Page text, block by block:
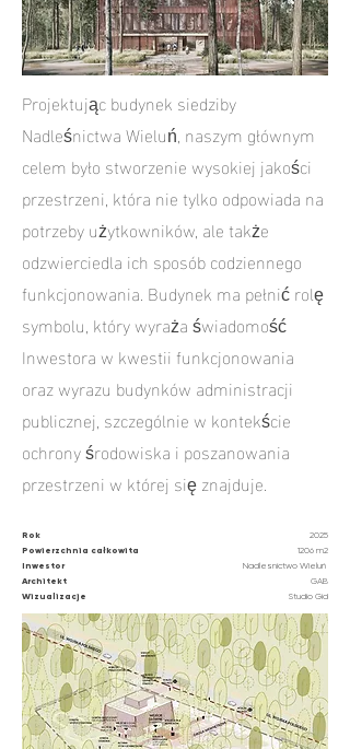
Projektując budynek siedziby
Nadleśnictwa Wieluń, naszym głównym
celem było stworzenie wysokiej jakości
przestrzeni, która nie tylko odpowiada na
potrzeby użytkowników, ale także
odzwierciedla ich sposób codziennego
funkcjonowania. Budynek ma pełnić rolę
symbolu, który wyraża świadomość
Inwestora w kwestii funkcjonowania
oraz wyrazu budynków administracji
publicznej, szczególnie w kontekście
ochrony środowiska i poszanowania
przestrzeni w której się znajduje.
Rok
Powierzchnia całkowita
Inwestor
Architekt
Wizualizacje
2025
1206 m2
Nadlesnictwo Wieluń
GAB
Studio Gid